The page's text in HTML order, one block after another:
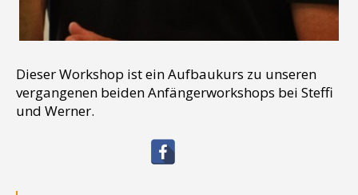
Dieser Workshop ist ein Aufbaukurs zu unseren
vergangenen beiden Anfängerworkshops bei Steffi
und Werner.